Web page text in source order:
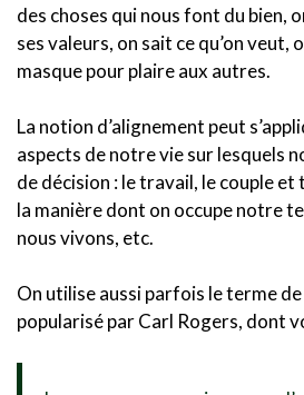
des choses qui nous font du bien,
ses valeurs, on sait ce qu’on veut,
masque pour plaire aux autres.
La notion d’alignement peut
aspects de notre vie sur lesquels
de décision : le travail, le couple
la manière dont on occupe notre
nous vivons, etc.
On utilise aussi parfois le terme
popularisé par Carl Rogers, dont